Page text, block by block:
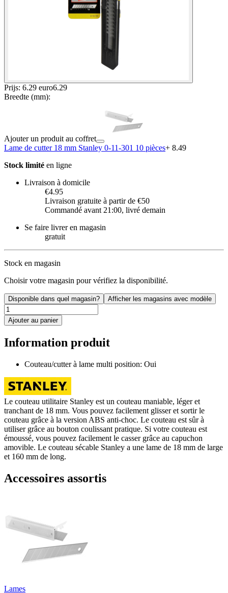
Prijs: 6.29 euro6.29
Breedte (mm):
Ajouter un produit au coffret
Lame de cutter 18 mm Stanley 0-11-301 10 pièces+ 8.49
Stock limité en ligne
Livraison à domicile
€4.95
Livraison gratuite à partir de €50
Commandé avant 21:00, livré demain
Se faire livrer en magasin
gratuit
Stock en magasin
Choisir votre magasin pour vérifiez la disponibilité.
Disponible dans quel magasin? Afficher les magasins avec modèle
Ajouter au panier
Information produit
Couteau/cutter à lame multi position: Oui
Le couteau utilitaire Stanley est un couteau maniable, léger et
tranchant de 18 mm. Vous pouvez facilement glisser et sortir le
couteau grâce à la version ABS anti-choc. Le couteau est sûr à
utiliser grâce au bouton coulissant pratique. Si votre couteau est
émoussé, vous pouvez facilement le casser grâce au capuchon
amovible. Le couteau sécable Stanley a une lame de 18 mm de large
et 160 mm de long.
Accessoires assortis
Lames